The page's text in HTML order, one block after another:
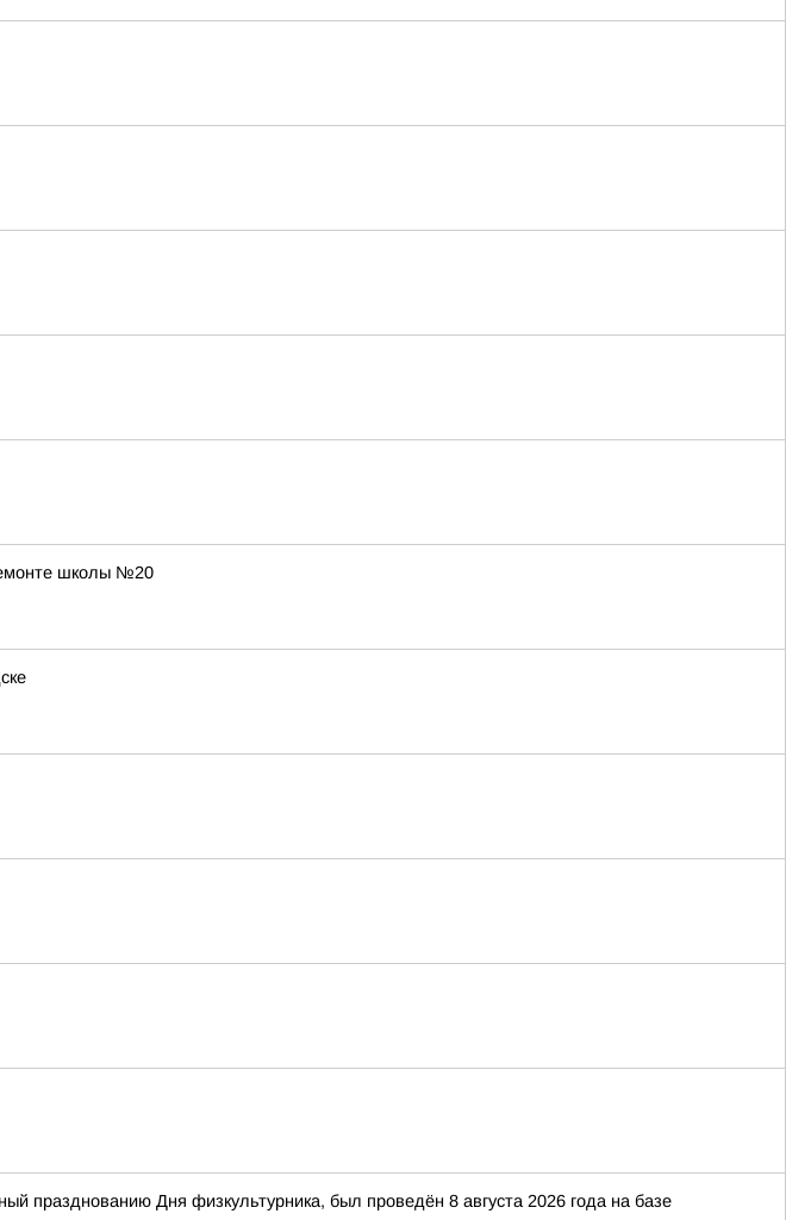
школы №20
Дня физкультурника, был проведён 8 августа 2026 года на базе